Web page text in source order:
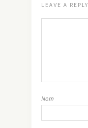
LEAVE A REPLY
Nom